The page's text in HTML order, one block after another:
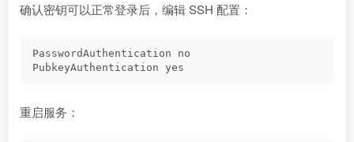
确认密钥可以正常登录后，编辑 SSH 配置：
PasswordAuthentication no
PubkeyAuthentication yes
重启服务：